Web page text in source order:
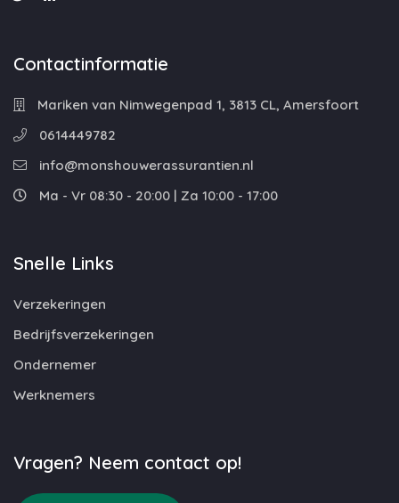
Contactinformatie
Mariken van Nimwegenpad 1, 3813 CL, Amersfoort
0614449782
info@monshouwerassurantien.nl
Ma - Vr 08:30 - 20:00 | Za 10:00 - 17:00
Snelle Links
Verzekeringen
Bedrijfsverzekeringen
Ondernemer
Werknemers
Vragen? Neem contact op!